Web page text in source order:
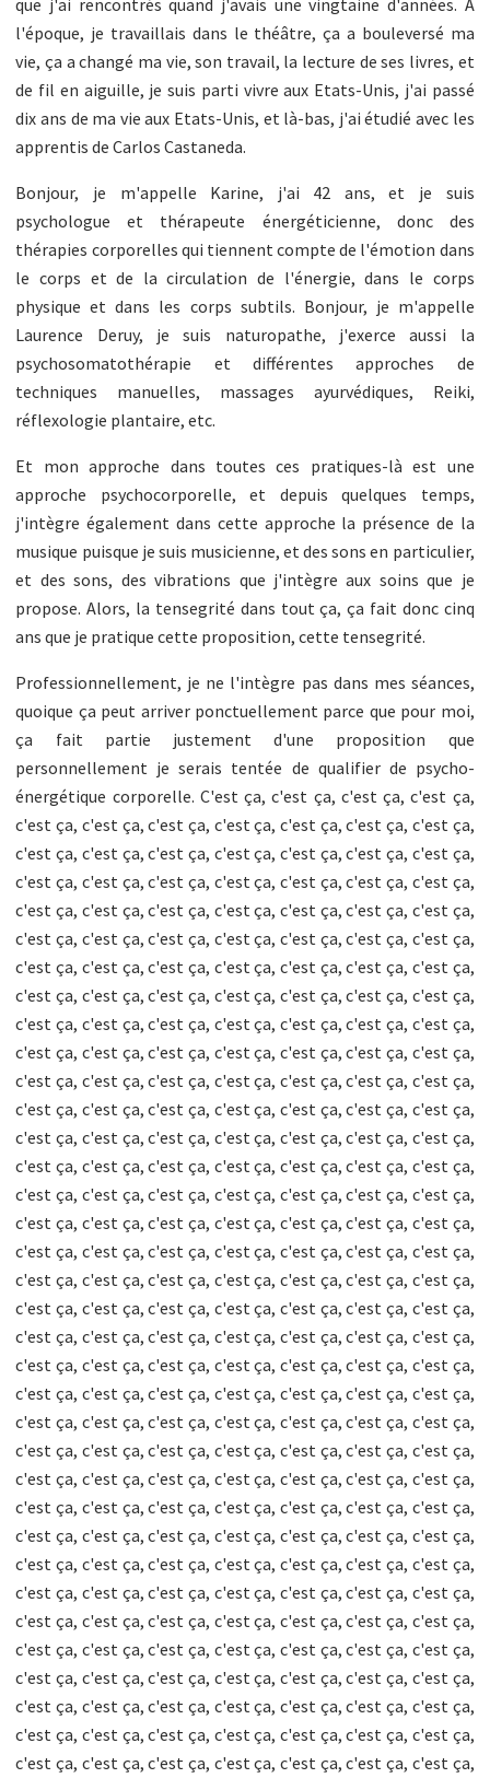
l'époque, je travaillais dans le théâtre, ça a bouleversé ma
vie, ça a changé ma vie, son travail, la lecture de ses livres, et
de fil en aiguille, je suis parti vivre aux Etats-Unis, j'ai passé
dix ans de ma vie aux Etats-Unis, et là-bas, j'ai étudié avec les
apprentis de Carlos Castaneda.
Bonjour, je m'appelle Karine, j'ai 42 ans, et je suis
psychologue et thérapeute énergéticienne, donc des
thérapies corporelles qui tiennent compte de l'émotion dans
le corps et de la circulation de l'énergie, dans le corps
physique et dans les corps subtils. Bonjour, je m'appelle
Laurence Deruy, je suis naturopathe, j'exerce aussi la
psychosomatothérapie et différentes approches de
techniques manuelles, massages ayurvédiques, Reiki,
réflexologie plantaire, etc.
Et mon approche dans toutes ces pratiques-là est une
approche psychocorporelle, et depuis quelques temps,
j'intègre également dans cette approche la présence de la
musique puisque je suis musicienne, et des sons en particulier,
et des sons, des vibrations que j'intègre aux soins que je
propose. Alors, la tensegrité dans tout ça, ça fait donc cinq
ans que je pratique cette proposition, cette tensegrité.
Professionnellement, je ne l'intègre pas dans mes séances,
quoique ça peut arriver ponctuellement parce que pour moi,
ça fait partie justement d'une proposition que
personnellement je serais tentée de qualifier de psycho-
énergétique corporelle. C'est ça, c'est ça, c'est ça, c'est ça,
c'est ça, c'est ça, c'est ça, c'est ça, c'est ça, c'est ça, c'est ça,
c'est ça, c'est ça, c'est ça, c'est ça, c'est ça, c'est ça, c'est ça,
c'est ça, c'est ça, c'est ça, c'est ça, c'est ça, c'est ça, c'est ça,
c'est ça, c'est ça, c'est ça, c'est ça, c'est ça, c'est ça, c'est ça,
c'est ça, c'est ça, c'est ça, c'est ça, c'est ça, c'est ça, c'est ça,
c'est ça, c'est ça, c'est ça, c'est ça, c'est ça, c'est ça, c'est ça,
c'est ça, c'est ça, c'est ça, c'est ça, c'est ça, c'est ça, c'est ça,
c'est ça, c'est ça, c'est ça, c'est ça, c'est ça, c'est ça, c'est ça,
c'est ça, c'est ça, c'est ça, c'est ça, c'est ça, c'est ça, c'est ça,
c'est ça, c'est ça, c'est ça, c'est ça, c'est ça, c'est ça, c'est ça,
c'est ça, c'est ça, c'est ça, c'est ça, c'est ça, c'est ça, c'est ça,
c'est ça, c'est ça, c'est ça, c'est ça, c'est ça, c'est ça, c'est ça,
c'est ça, c'est ça, c'est ça, c'est ça, c'est ça, c'est ça, c'est ça,
c'est ça, c'est ça, c'est ça, c'est ça, c'est ça, c'est ça, c'est ça,
c'est ça, c'est ça, c'est ça, c'est ça, c'est ça, c'est ça, c'est ça,
c'est ça, c'est ça, c'est ça, c'est ça, c'est ça, c'est ça, c'est ça,
c'est ça, c'est ça, c'est ça, c'est ça, c'est ça, c'est ça, c'est ça,
c'est ça, c'est ça, c'est ça, c'est ça, c'est ça, c'est ça, c'est ça,
c'est ça, c'est ça, c'est ça, c'est ça, c'est ça, c'est ça, c'est ça,
c'est ça, c'est ça, c'est ça, c'est ça, c'est ça, c'est ça, c'est ça,
c'est ça, c'est ça, c'est ça, c'est ça, c'est ça, c'est ça, c'est ça,
c'est ça, c'est ça, c'est ça, c'est ça, c'est ça, c'est ça, c'est ça,
c'est ça, c'est ça, c'est ça, c'est ça, c'est ça, c'est ça, c'est ça,
c'est ça, c'est ça, c'est ça, c'est ça, c'est ça, c'est ça, c'est ça,
c'est ça, c'est ça, c'est ça, c'est ça, c'est ça, c'est ça, c'est ça,
c'est ça, c'est ça, c'est ça, c'est ça, c'est ça, c'est ça, c'est ça,
c'est ça, c'est ça, c'est ça, c'est ça, c'est ça, c'est ça, c'est ça,
c'est ça, c'est ça, c'est ça, c'est ça, c'est ça, c'est ça, c'est ça,
c'est ça, c'est ça, c'est ça, c'est ça, c'est ça, c'est ça, c'est ça,
c'est ça, c'est ça, c'est ça, c'est ça, c'est ça, c'est ça, c'est ça,
c'est ça, c'est ça, c'est ça, c'est ça, c'est ça, c'est ça, c'est ça,
c'est ça, c'est ça, c'est ça, c'est ça, c'est ça, c'est ça, c'est ça,
c'est ça, c'est ça, c'est ça, c'est ça, c'est ça, c'est ça, c'est ça,
c'est ça, c'est ça, c'est ça, c'est ça, c'est ça, c'est ça, c'est ça,